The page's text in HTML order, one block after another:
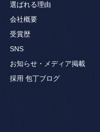
選ばれる理由
会社概要
受賞歴
SNS
お知らせ・メディア掲載
採用 包丁ブログ